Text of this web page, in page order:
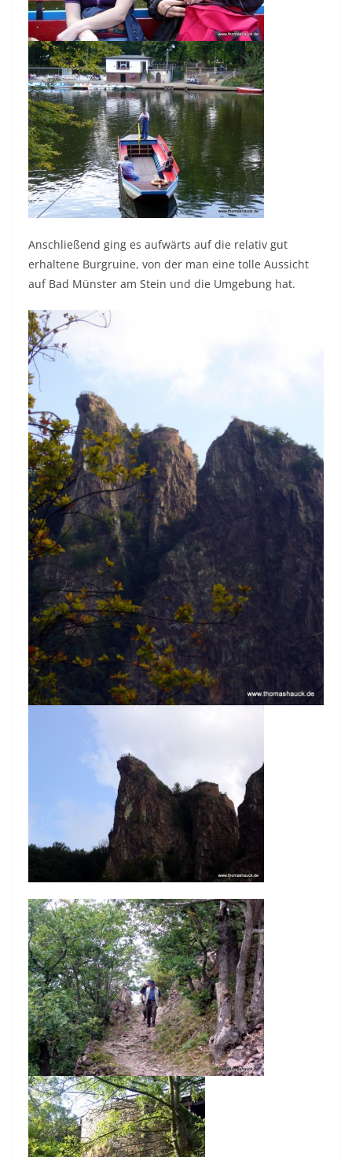
Anschließend ging es aufwärts auf die relativ gut
erhaltene Burgruine, von der man eine tolle Aussicht
auf Bad Münster am Stein und die Umgebung hat.